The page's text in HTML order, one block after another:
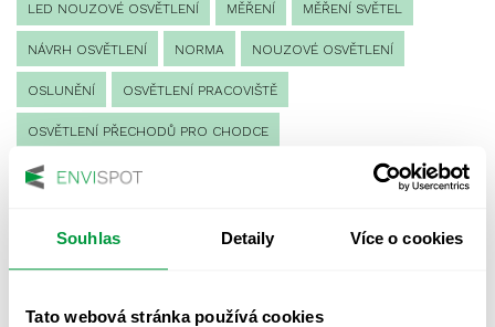
Souhlas Detaily Více o cookies
Tato webová stránka používá cookies
LED NOUZOVÉ OSVĚTLENÍ MĚŘENÍ MĚŘENÍ SVĚTEL
NÁVRH OSVĚTLENÍ NORMA NOUZOVÉ OSVĚTLENÍ
OSLUNĚNÍ OSVĚTLENÍ PRACOVIŠTĚ
OSVĚTLENÍ PŘECHODŮ PRO CHODCE
OSVĚTLENÍ SPORTOVIŠŤ